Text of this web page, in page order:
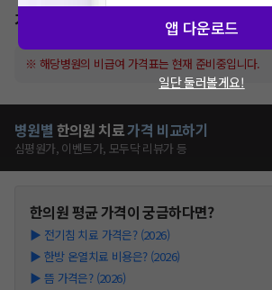
가격표
※ 해당병원의 비급여 가격표는 현재 준비중입니다.
병원별 한의원 치료가격 비교하기
심평원가, 이벤트가, 모두닥 리뷰가 등
한의원평균 가격이 궁금하다면?
▶ 전기침 치료 가격은? (2026)
▶ 한방 온열치료 비용은? (2026)
▶ 뜸 가격은? (2026)
앱 다운로드
일단 둘러볼게요!